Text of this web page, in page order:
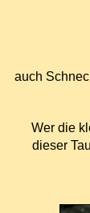
auch
Wer die
dieser